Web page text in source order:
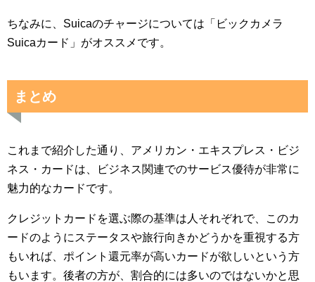
ちなみに、Suicaのチャージについては「ビックカメラ
Suicaカード」がオススメです。
まとめ
これまで紹介した通り、アメリカン・エキスプレス・ビジ
ネス・カードは、ビジネス関連でのサービス優待が非常に
魅力的なカードです。
クレジットカードを選ぶ際の基準は人それぞれで、このカ
ードのようにステータスや旅行向きかどうかを重視する方
もいれば、ポイント還元率が高いカードが欲しいという方
もいます。後者の方が、割合的には多いのではないかと思